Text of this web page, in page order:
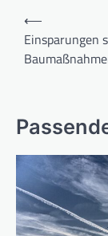
⟵
Einsparungen